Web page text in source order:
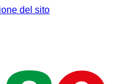
del sito